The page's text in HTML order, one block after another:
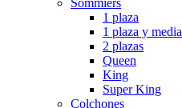
Sommiers
1 plaza
1 plaza y media
2 plazas
Queen
King
Super King
Colchones